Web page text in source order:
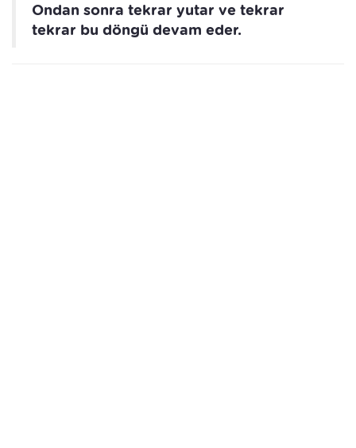
Ondan sonra tekrar yutar ve tekrar
tekrar bu döngü devam eder.